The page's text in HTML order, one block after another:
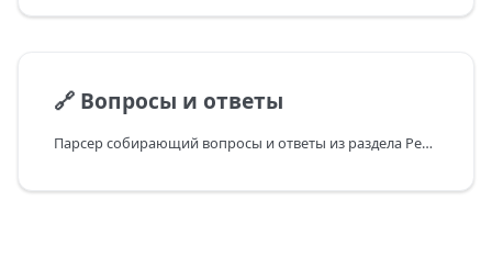
🔗 Вопросы и ответы
Парсер собирающий вопросы и ответы из раздела People Also Ask